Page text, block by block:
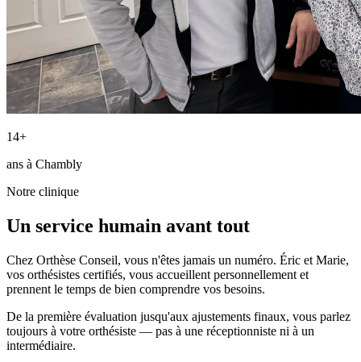
14+
ans à Chambly
Notre clinique
Un service humain avant tout
Chez Orthèse Conseil, vous n'êtes jamais un numéro. Éric et Marie,
vos orthésistes certifiés, vous accueillent personnellement et
prennent le temps de bien comprendre vos besoins.
De la première évaluation jusqu'aux ajustements finaux, vous parlez
toujours à votre orthésiste — pas à une réceptionniste ni à un
intermédiaire.